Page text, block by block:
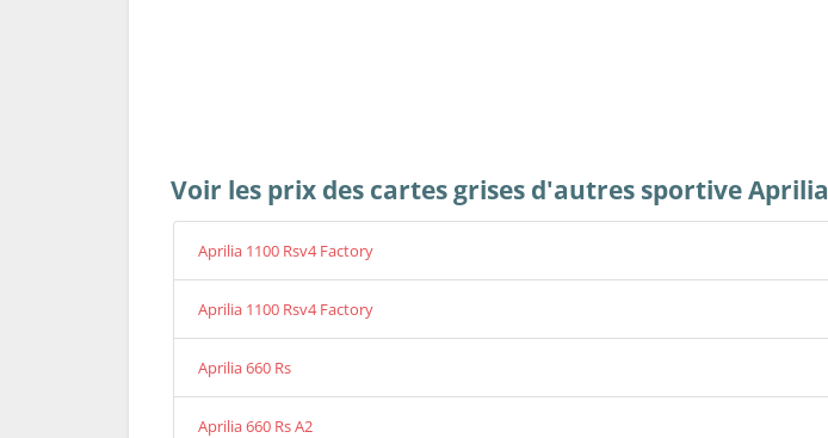
Voir les prix des cartes grises d'autres sportive Aprilia
Aprilia 1100 Rsv4 Factory
Aprilia 1100 Rsv4 Factory
Aprilia 660 Rs
Aprilia 660 Rs A2